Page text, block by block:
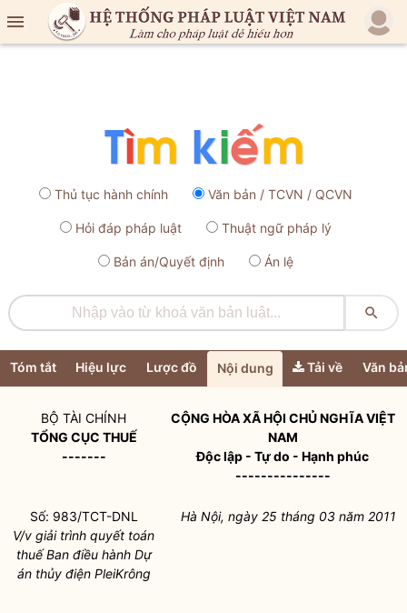

Thủ tục hành chính Văn bản / TCVN / QCVN
Hỏi đáp pháp luật Thuật ngữ pháp lý
Bản án/Quyết định Án lệ

Tóm tắt Hiệu lực Lược đồ Nội dung Tải về Văn
BỘ TÀI CHÍNH
TỔNG CỤC THUẾ
-------
CỘNG HÒA XÃ HỘI CHỦ NGHĨA VIỆT
NAM
Độc lập - Tự do - Hạnh phúc
---------------
Số: 983/TCT-DNL
V/v giải trình quyết toán
thuế Ban điều hành Dự
án thủy điện PleiKrông
Hà Nội, ngày 25 tháng 03 năm 2011